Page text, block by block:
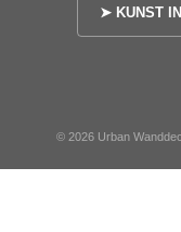
➤ KUNST
© 2026 Urban